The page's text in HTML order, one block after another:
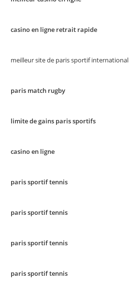
casino en ligne retrait rapide
meilleur site de paris sportif international
paris match rugby
limite de gains paris sportifs
casino en ligne
paris sportif tennis
paris sportif tennis
paris sportif tennis
paris sportif tennis